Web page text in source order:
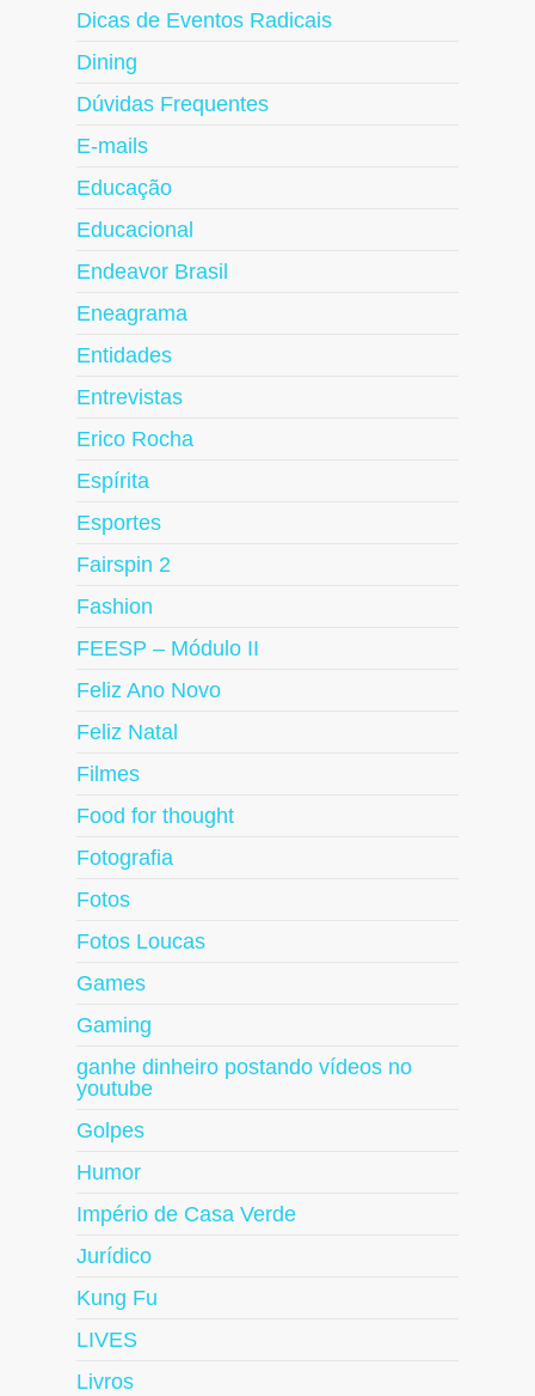
Dicas de Eventos Radicais
Dining
Dúvidas Frequentes
E-mails
Educação
Educacional
Endeavor Brasil
Eneagrama
Entidades
Entrevistas
Erico Rocha
Espírita
Esportes
Fairspin 2
Fashion
FEESP – Módulo II
Feliz Ano Novo
Feliz Natal
Filmes
Food for thought
Fotografia
Fotos
Fotos Loucas
Games
Gaming
ganhe dinheiro postando vídeos no
youtube
Golpes
Humor
Império de Casa Verde
Jurídico
Kung Fu
LIVES
Livros